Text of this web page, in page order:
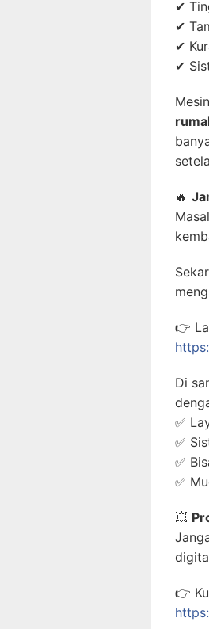
✔
✔
✔
✔
🔥
👉
Di
✅
✅
✅
✅
💥
👉